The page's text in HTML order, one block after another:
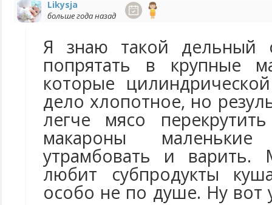
Likysja
больше года назад
Я знаю такой дельный
попрятать в крупные
которые
дело хлопотное, но
легче мясо
макароны
утрамбовать и
любит субпродукты
особо не по душе. Ну вот